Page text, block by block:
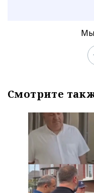
Мы
Смотрите